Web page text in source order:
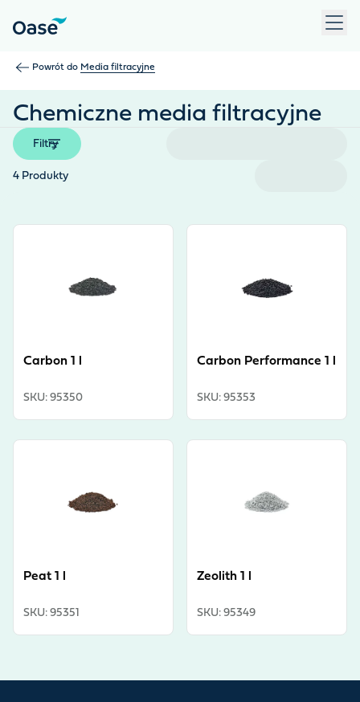
Powrót do Media filtracyjne
Chemiczne media filtracyjne
4 Produkty
Filtry
Carbon 1 l
SKU: 95350
Carbon Performance 1 l
SKU: 95353
Peat 1 l
SKU: 95351
Zeolith 1 l
SKU: 95349